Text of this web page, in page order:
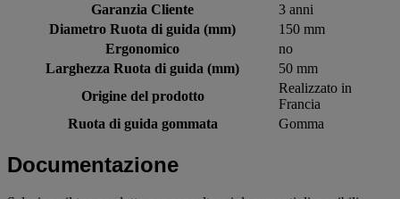
Garanzia Cliente
3 anni
Diametro Ruota di guida (mm)
150 mm
Ergonomico
no
Larghezza Ruota di guida (mm)
50 mm
Origine del prodotto
Realizzato in
Francia
Ruota di guida gommata
Gomma
Documentazione